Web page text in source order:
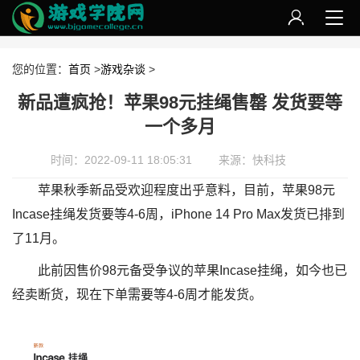
您的位置： 首页 >游戏杂谈 >
新品遭疯抢！苹果98元挂绳售罄 发货要等
一个多月
时间：2022-09-11 18:05:31 来源：快科技
苹果秋季新品受欢迎程度出乎意料，目前，苹果98元
Incase挂绳发货要等4-6周，iPhone 14 Pro Max发货已排到
了11月。
此前因售价98元备受争议的苹果Incase挂绳，如今也已
经卖断货，现在下单需要等4-6周才能发货。